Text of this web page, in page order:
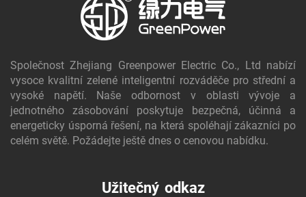
Rozváděče GPR1/GPR2 poskytují ověřenou odolnost
a GP-NER zvyšuje ochranu systému. Vše je navrženo
Společnost Zhejiang Greenpower Electric Co., Ltd nabízí
vysoce kvalitní zelené inteligentní rozváděče pro střední a
vysoké napětí. Naše odbornost v oblasti vývoje a
jednotného zásobování poskytuje bezpečná, účinná a
energeticky úsporná řešení, na která spoléhají zákazníci po
celém světě. Požádejte ještě dnes o cenovou nabídku.
Užitečný odkaz